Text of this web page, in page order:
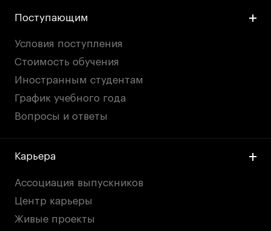
Поступающим
Условия поступления
Стоимость обучения
Иностранным студентам
График учебного года
Вопросы и ответы
Карьера
Ассоциация выпускников
Центр карьеры
Живые проекты